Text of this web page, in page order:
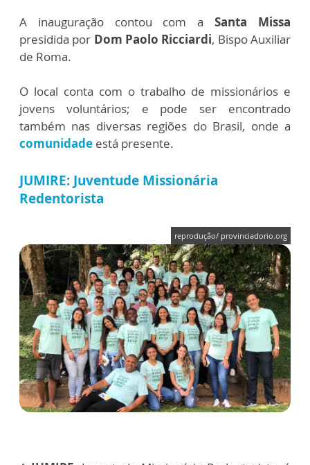
A inauguração contou com aSanta Missa
presidida por Dom Paolo Ricciardi, Bispo Auxiliar
de Roma.
O local conta com o trabalho de missionários e
jovens voluntários; e pode ser encontrado
também nas diversas regiões do Brasil, onde a
comunidade está presente.
JUMIRE: Juventude Missionária
Redentorista
reprodução/ provinciadorio.org